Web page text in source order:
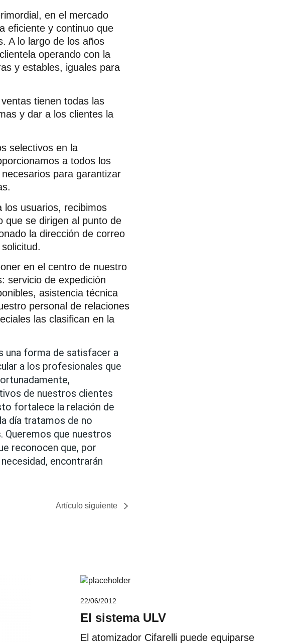
en el mercado
eficiente y continuo que
A lo largo de los años
operando con la
y estables, iguales para
tienen todas las
y dar a los clientes la
selectivos en la
a todos los
para garantizar
los usuarios, recibimos
que se dirigen al punto de
la dirección de correo
en el centro de nuestro
servicio de expedición
asistencia técnica
personal de relaciones
las clasifican en la
una forma de satisfacer a
a los profesionales que
de nuestros clientes
fortalece la relación de
día tratamos de no
Queremos que nuestros
reconocen que, por
encontrarán
Artículo siguiente
22/06/2012
El sistema ULV
El atomizador Cifarelli puede equiparse